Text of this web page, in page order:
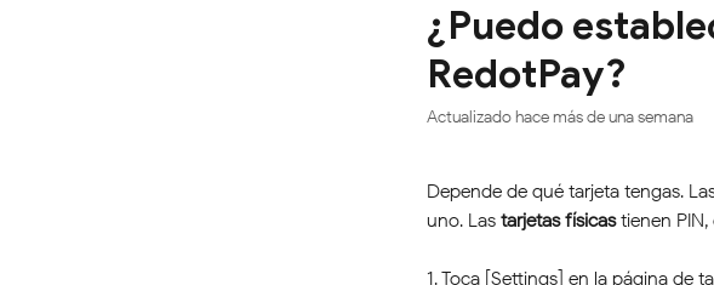
¿Puedo
RedotPay?
Actualizado hace más de una semana
Depende de qué tarjeta tengas.
uno. Las tarjetas físicas tienen PIN,
1. Toca [Settings] en la página de